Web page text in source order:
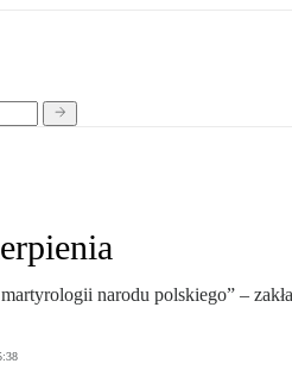
narodu polskiego” –